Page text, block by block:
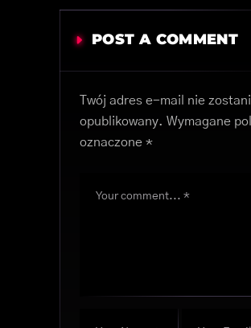
POST A COMMENT
Twój adres e-mail nie
opublikowany. Wymagane
oznaczone *